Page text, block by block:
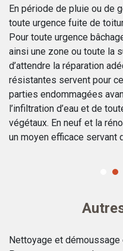
En période de pluie ou de
toute urgence fuite de
Pour toute urgence
ainsi une zone ou toute la
d’attendre la réparation
résistantes servent pour
parties endommagées
l’infiltration d’eau et de
végétaux. En neuf et la
un moyen efficace servant
Nettoyage et